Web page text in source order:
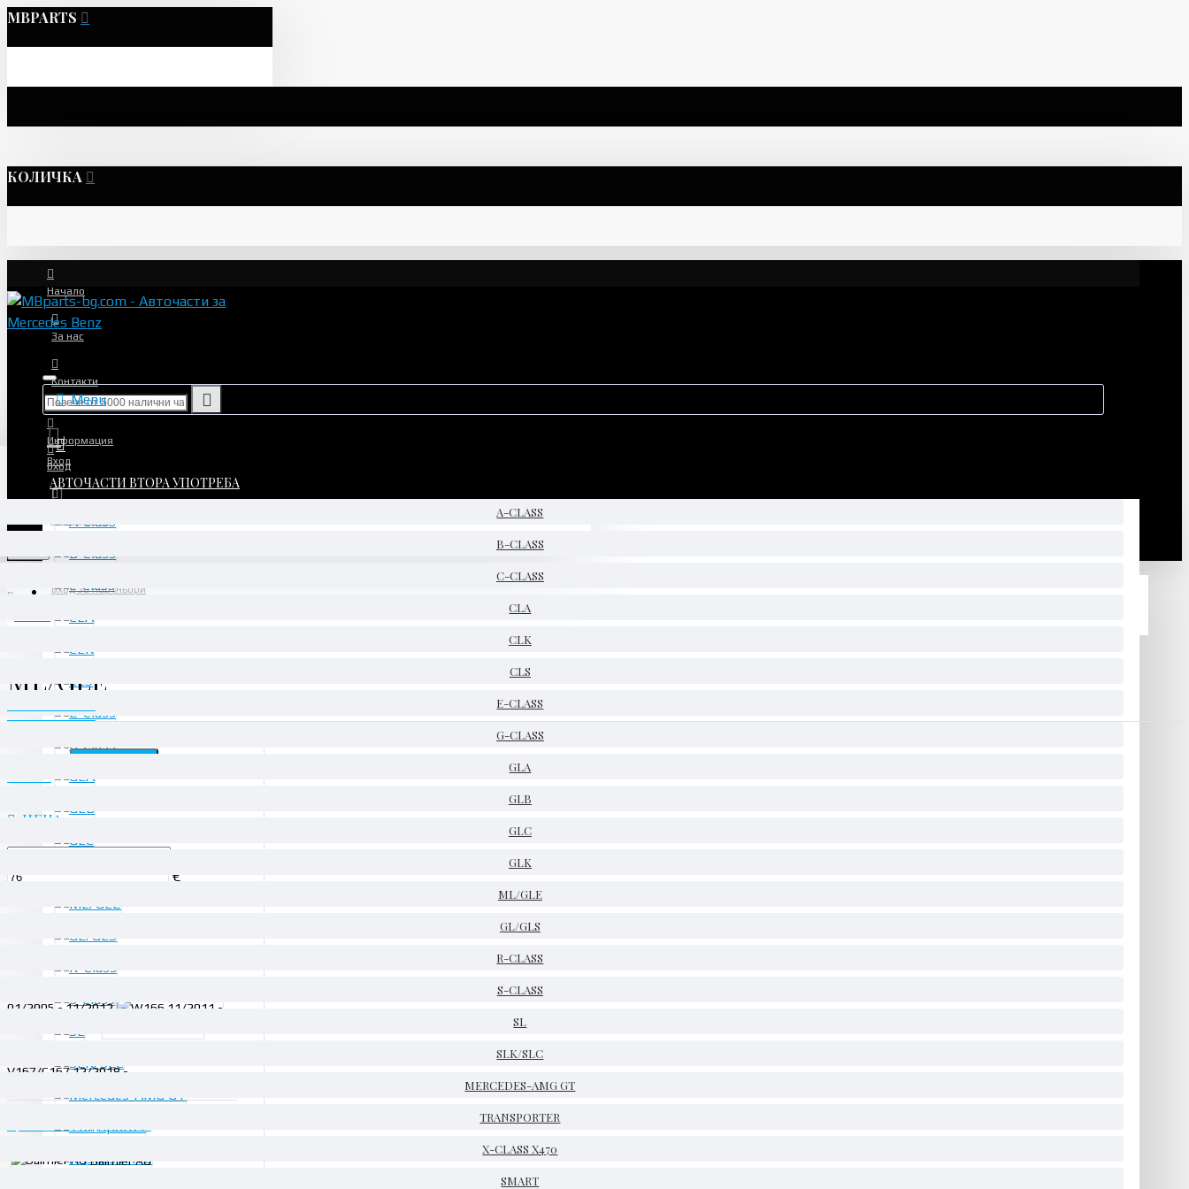
MBPARTS
КОЛИЧКА
Начало
За нас
Контакти
Информация
Вход за партньори
Вход
Menu
АВТОЧАСТИ ВТОРА УПОТРЕБА
A-CLASS
B-CLASS
C-CLASS
CLA
CLK
CLS
E-CLASS
G-CLASS
GLA
GLB
GLC
GLK
ML/GLE
GL/GLS
R-CLASS
S-CLASS
SL
SLK/SLC
MERCEDES-AMG GT
TRANSPORTER
X-CLASS X470
SMART
Вход
ML/GLE
ЦЕНА
€
01/2005 - 11/2012
V167/C167 12/2018 -
Daimler AG